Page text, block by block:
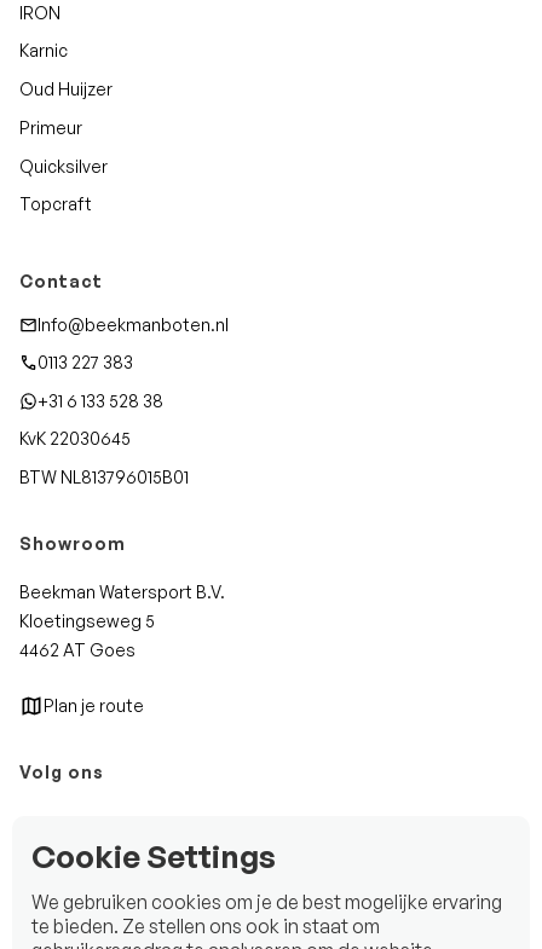
IRON
Karnic
Oud Huijzer
Primeur
Quicksilver
Topcraft
Contact
Info@beekmanboten.nl
0113 227 383
+31 6 133 528 38
KvK 22030645
BTW NL813796015B01
Showroom
Beekman Watersport B.V.
Kloetingseweg 5
4462 AT Goes
Plan je route
Volg ons
LinkedIn
Cookie Settings
We gebruiken cookies om je de best mogelijke ervaring
te bieden. Ze stellen ons ook in staat om